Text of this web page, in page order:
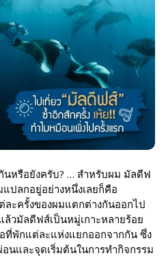
หรือยังครับ? … สำหรับผม มัลดีฟ
ปลกอยู่อย่างหนึ่งเลยก็คือ
ะครั้งของผมแตกต่างกันออกไป
ล้วมัลดีฟส์เป็นหมู่เกาะหลายร้อย
ที่พักแต่ละแห่งแยกออกจากกัน ซึ่ง
นและจุดเริ่มต้นในการทำกิจกรรม